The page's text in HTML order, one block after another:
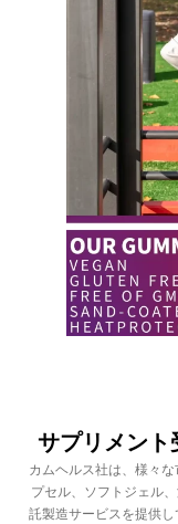
サプリメン
カムヘルス社は、様々
プセル、ソフトジェル
託製造サービスを提供